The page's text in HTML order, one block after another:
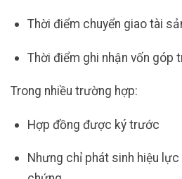
Thời điểm chuyển giao tài
Thời điểm ghi nhận vốn góp
Trong nhiều trường hợp:
Hợp đồng được ký trước
Nhưng chỉ phát sinh hiệu